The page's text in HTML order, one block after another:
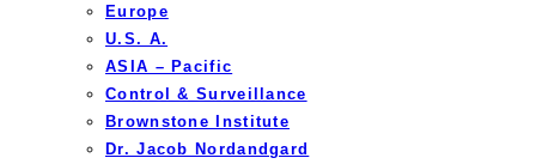
Europe
U.S. A.
ASIA – Pacific
Control & Surveillance
Brownstone Institute
Dr. Jacob Nordandgard